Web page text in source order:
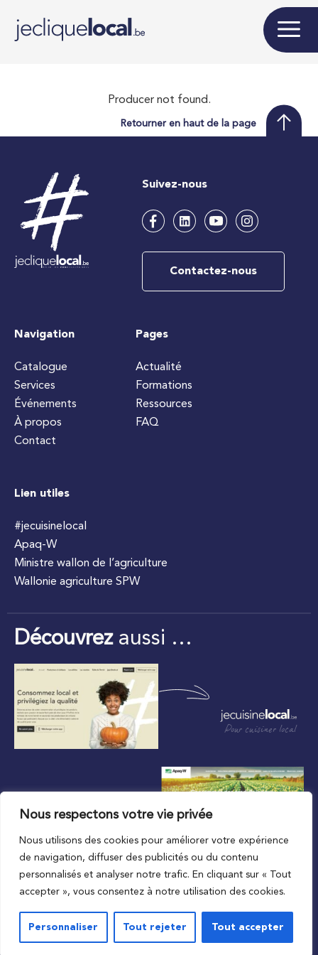
Nous respectons votre vie privée
Nous utilisons des cookies pour améliorer votre expérience
de navigation, diffuser des publicités ou du contenu
personnalisés et analyser notre trafic. En cliquant sur « Tout
accepter », vous consentez à notre utilisation des cookies.
Personnaliser Tout rejeter Tout accepter
Producer not found.
Retourner en haut de la page
Suivez-nous
Contactez-nous
Navigation
Catalogue
Services
Événements
À propos
Contact
Pages
Actualité
Formations
Ressources
FAQ
Lien utiles
#jecuisinelocal
Apaq-W
Ministre wallon de l’agriculture
Wallonie agriculture SPW
Découvrezaussi …
Pour cuisiner local
Au plus proche du local
Vie privée
Conditions de l’accord d’utilisation